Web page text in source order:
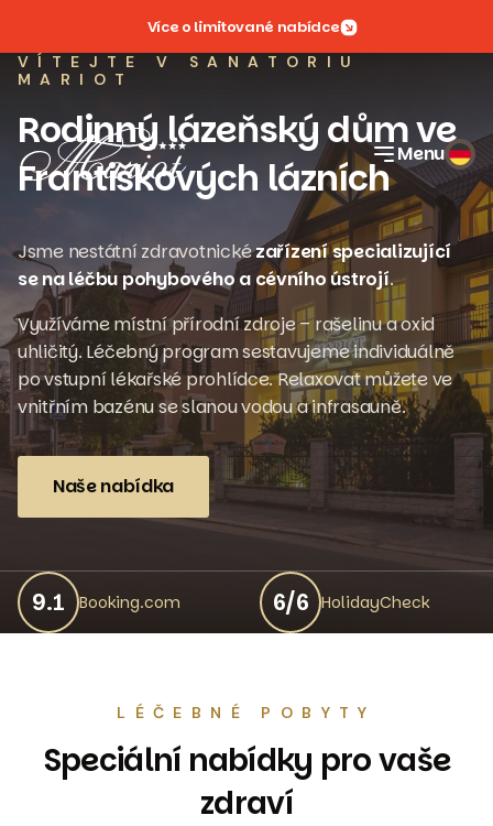
Více o limitované nabídce
Menu
VÍTEJTE V SANATORIU
MARIOT
Rodinný lázeňský dům ve
Františkových lázních
Jsme nestátní zdravotnickézařízení specializující
se na léčbu pohybového a cévního ústrojí.
Využíváme místní přírodní zdroje – rašelinu a oxid
uhličitý. Léčebný program sestavujeme individuálně
po vstupní lékařské prohlídce. Relaxovat můžete ve
vnitřním bazénu se slanou vodou a infrasauně.
Naše nabídka
9.1 Booking.com 6/6 HolidayCheck
LÉČEBNÉ POBYTY
Speciální nabídky pro vaše
zdraví